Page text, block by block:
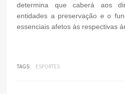
determina que caberá aos
entidades a preservação e o
essenciais afetos às respectivas
TAGS: ESPORTES